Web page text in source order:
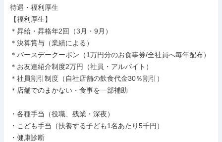
待遇・福利厚生
【福利厚生】
＊昇給・昇格年2回（3月・9月）
＊決算賞与（業績による）
＊バースデークーポン（1万円分のお食事券/全社員へ毎年配布）
＊お友達紹介制度2万円（社員・アルバイト）
＊社員割引制度（自社店舗の飲食代金30％割引）
＊店舗でのまかない・食事を一部補助
・各種手当（役職、残業・深夜）
・こども手当（扶養する子ども1名あたり5千円）
・健康診断